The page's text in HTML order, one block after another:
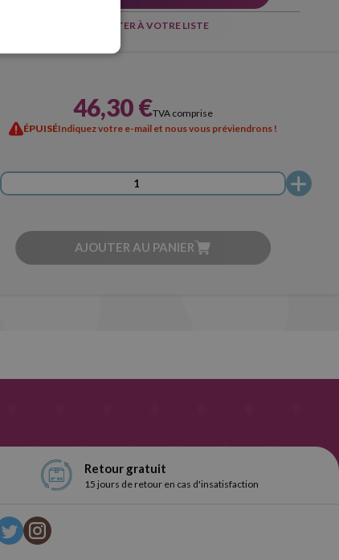
AJOUTER À VOTRE LISTE
46,30 €TVA comprise
ÉPUISÉIndiquez votre e-mail et nous vous préviendrons !
AJOUTER AU PANIER
Retour gratuit
15 jours de retour en cas d'insatisfaction